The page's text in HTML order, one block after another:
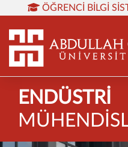
ÖĞRENCI BILGI
ENDÜSTRİ